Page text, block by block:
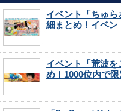
イベント「ちゅ
細まとめ！イベン
イベント「荒波
め！1000位内で